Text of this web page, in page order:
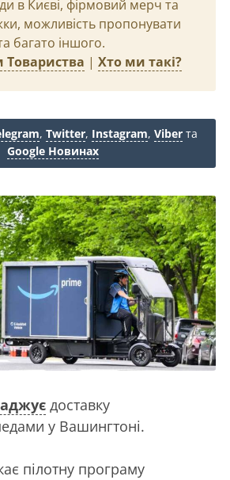
в Києві, фірмовий мерч та
можливість пропонувати
багато іншого.
Товариства | Хто ми такі?
, Twitter, Instagram, Viber та
Google Новинах
доставку
у Вашингтоні.
пілотну програму